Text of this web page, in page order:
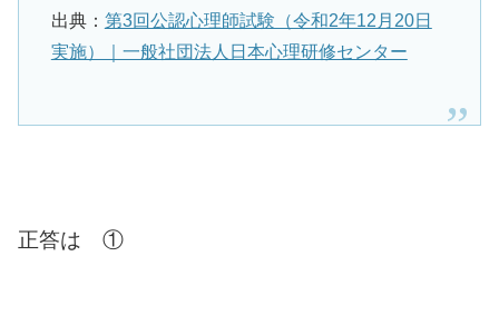
出典： 第3回公認心理師試験（令和2年12月20日
実施）｜一般社団法人日本心理研修センター
正答は ①